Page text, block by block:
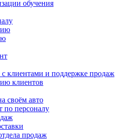
обучения
с клиентами и поддержке продаж
клиентов
своём авто
по персоналу
продаж